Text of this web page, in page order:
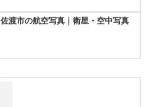
佐渡市の航空写真｜衛星・空中写真